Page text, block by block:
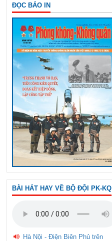
ĐỌC BÁO IN
BÀI HÁT HAY VỀ BỘ ĐỘI PK-KQ
Hà Nội - Điện Biên Phủ trên